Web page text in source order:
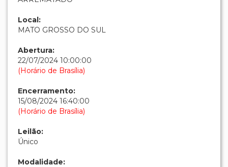
Local:
MATO GROSSO DO SUL
Abertura:
22/07/2024 10:00:00
(Horário de Brasília)
Encerramento:
15/08/2024 16:40:00
(Horário de Brasília)
Leilão:
Único
Modalidade: